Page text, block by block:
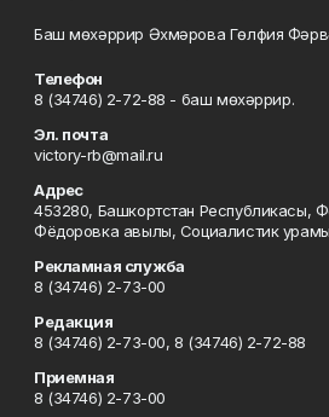
Баш мөхәррир Әхмәрова Гөлфия
Телефон
8 (34746) 2-72-88 - баш мөхәррир.
Эл. почта
victory-rb@mail.ru
Адрес
453280, Башкортстан Республикасы,
Фёдоровка авылы, Социалистик
Рекламная служба
8 (34746) 2-73-00
Редакция
8 (34746) 2-73-00, 8 (34746) 2-72-88
Приемная
8 (34746) 2-73-00